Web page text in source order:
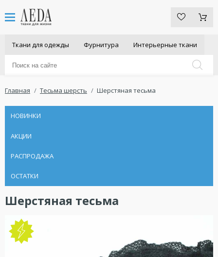
Ткани для одежды Фурнитура Интерьерные ткани
Главная Тесьма шерсть Шерстяная тесьма
НОВИНКИ
АКЦИИ
РАСПРОДАЖА
ОСТАТКИ
Шерстяная тесьма